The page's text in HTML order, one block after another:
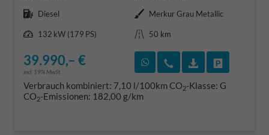
Kraftstoff Diesel Außenfarbe Merkur Grau Metallic
Leistung
132 kW (179 PS) Kilometerstand 50 km
39.990,– €
incl. 19% MwSt.
Rückruf vereinbaren
Wir rufen Sie an
Verbrauch kombiniert: 7,10 l/100kmCO2-Klasse: G
CO2-Emissionen: 182,00 g/km